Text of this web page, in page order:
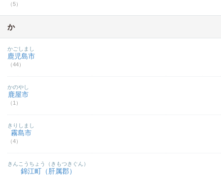
（5）
か
鹿児島市
（44）
かごしまし
鹿屋市
（1）
かのやし
霧島市
（4）
きりしまし
錦江町（肝属郡）
きんこうちょう（きもつきぐん）